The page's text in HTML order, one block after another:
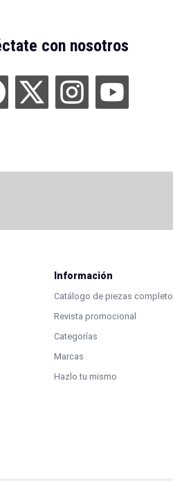
con nosotros
Información
Catálogo de piezas completo
Revista promocional
Categorías
Marcas
Hazlo tu mismo